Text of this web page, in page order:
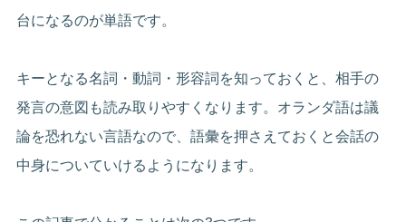
台になるのが単語です。
キーとなる名詞・動詞・形容詞を知っておくと、相手の
発言の意図も読み取りやすくなります。オランダ語は議
論を恐れない言語なので、語彙を押さえておくと会話の
中身についていけるようになります。